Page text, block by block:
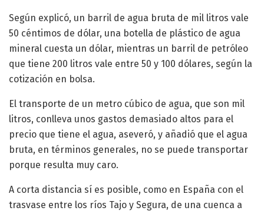
Según explicó, un barril de agua bruta de mil litros vale
50 céntimos de dólar, una botella de plástico de agua
mineral cuesta un dólar, mientras un barril de petróleo
que tiene 200 litros vale entre 50 y 100 dólares, según la
cotización en bolsa.
El transporte de un metro cúbico de agua, que son mil
litros, conlleva unos gastos demasiado altos para el
precio que tiene el agua, aseveró, y añadió que el agua
bruta, en términos generales, no se puede transportar
porque resulta muy caro.
A corta distancia sí es posible, como en España con el
trasvase entre los ríos Tajo y Segura, de una cuenca a